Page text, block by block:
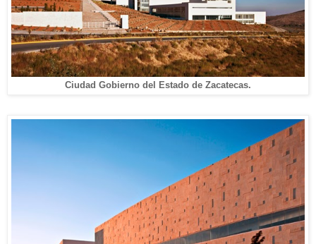
Ciudad Gobierno del Estado de Zacatecas.